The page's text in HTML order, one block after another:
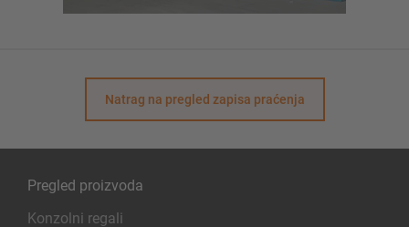
Natrag na pregled zapisa praćenja
Pregled proizvoda
Konzolni regali